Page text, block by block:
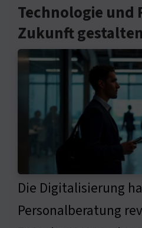
Technologie und
Zukunft gestalten
Die Digitalisierung
Personalberatung